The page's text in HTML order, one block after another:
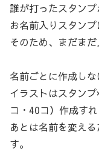
誰が打ったスタンプ
お名前入りスタンプ
そのため、まだまだ
名前ごとに作成しな
イラストはスタン
コ・40コ）作成す
あとは名前を変え
す。